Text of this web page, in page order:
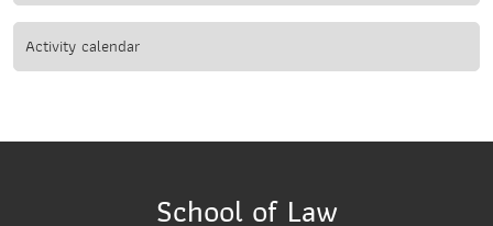
Activity calendar
School of Law